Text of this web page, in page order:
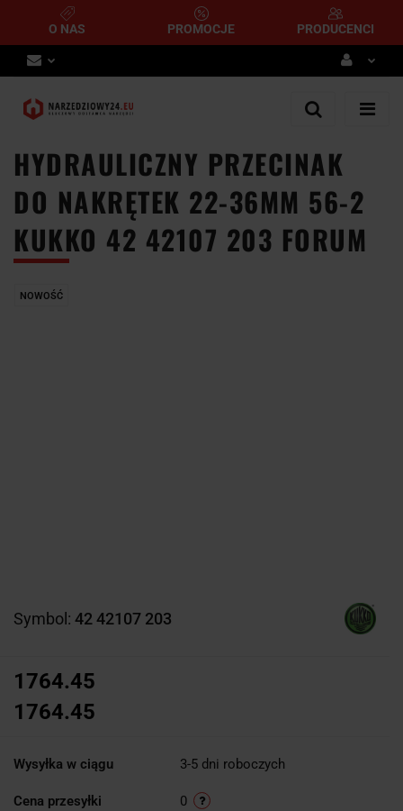
O NAS PROMOCJE PRODUCENCI
Zaloguj się
Dodaj zgłoszenie
HYDRAULICZNY PRZECINAK
DO NAKRĘTEK 22-36MM 56-2
KUKKO 42 42107 203 FORUM
NOWOŚĆ
Symbol: 42 42107 203
1764.45
1764.45
Wysyłka w ciągu 3-5 dni roboczych
Cena przesyłki 0